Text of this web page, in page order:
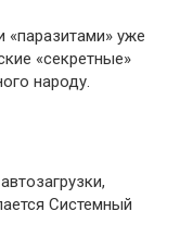
уже
«секретные»
народу.
Системный